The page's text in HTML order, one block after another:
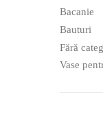
Bacanie
Bauturi
Fără
Vase